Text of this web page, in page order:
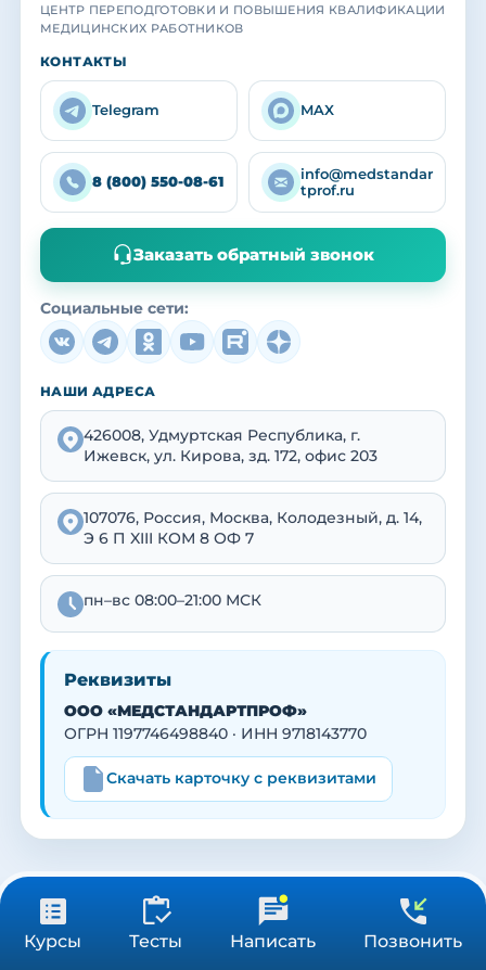
Курсы Тесты Написать Позвонить
Учебный центр
Практика с действующими специалистами
Наша команда
Преподаватели и кураторы центра
Выпускники
Вручение удостоверений и сертификатов
ЦЕНТР ПЕРЕПОДГОТОВКИ И ПОВЫШЕНИЯ КВАЛИФИКАЦИИ
МЕДИЦИНСКИХ РАБОТНИКОВ
КОНТАКТЫ
Telegram MAX
8 (800) 550-08-61
info@medstandar
tprof.ru
Заказать обратный звонок
Социальные сети:
НАШИ АДРЕСА
426008, Удмуртская Республика, г.
Ижевск, ул. Кирова, зд. 172, офис 203
107076, Россия, Москва, Колодезный, д. 14,
Э 6 П XIII КОМ 8 ОФ 7
пн–вс 08:00–21:00 МСК
Реквизиты
ООО «МЕДСТАНДАРТПРОФ»
ОГРН 1197746498840 · ИНН 9718143770
Скачать карточку с реквизитами
от 3 900 ₽
36/72/144 ч Получить консультацию